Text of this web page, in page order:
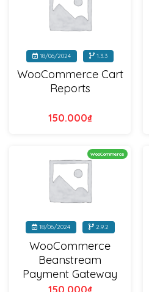
18/06/2024 1.3.3
WooCommerce Cart
Reports
150.000₫
WooCommerce
18/06/2024 2.9.2
WooCommerce
Beanstream
Payment Gateway
150.000₫